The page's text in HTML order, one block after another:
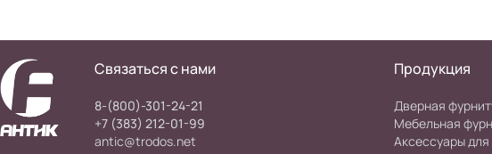
Связаться с нами
8-(800)-301-24-21
+7 (383) 212-01-99
antic@trodos.net
Продукция
Дверная
Мебельная
Аксессуары